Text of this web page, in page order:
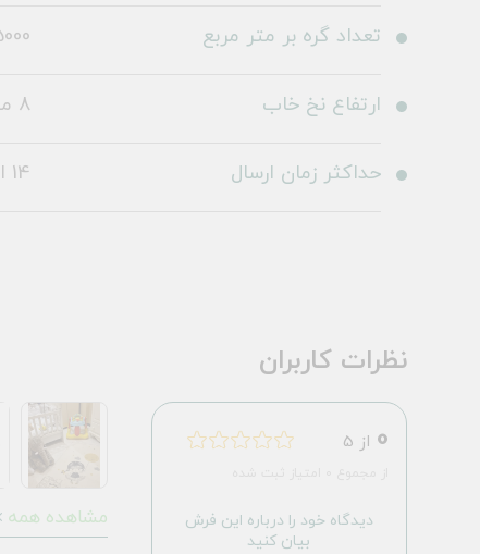
تعداد گره بر متر مربع
ارتفاع نخ خاب 8 میلی متر
حداکثر زمان ارسال 14 الی 19 روز کاری
نظرات کاربران
0 از 5
دیدگاه خود را درباره این فرش
بیان کنید
مشاهده همه